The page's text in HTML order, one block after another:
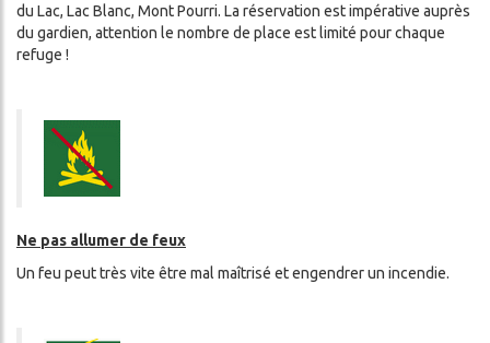
du Lac, Lac Blanc, Mont Pourri. La réservation est impérative auprès
du gardien, attention le nombre de place est limité pour chaque
refuge !
Ne pas allumer de feux
Un feu peut très vite être mal maîtrisé et engendrer un incendie.